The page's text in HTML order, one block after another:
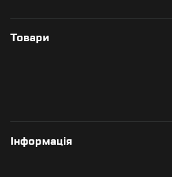
Матеріал плитоноски
Товари
Інформація